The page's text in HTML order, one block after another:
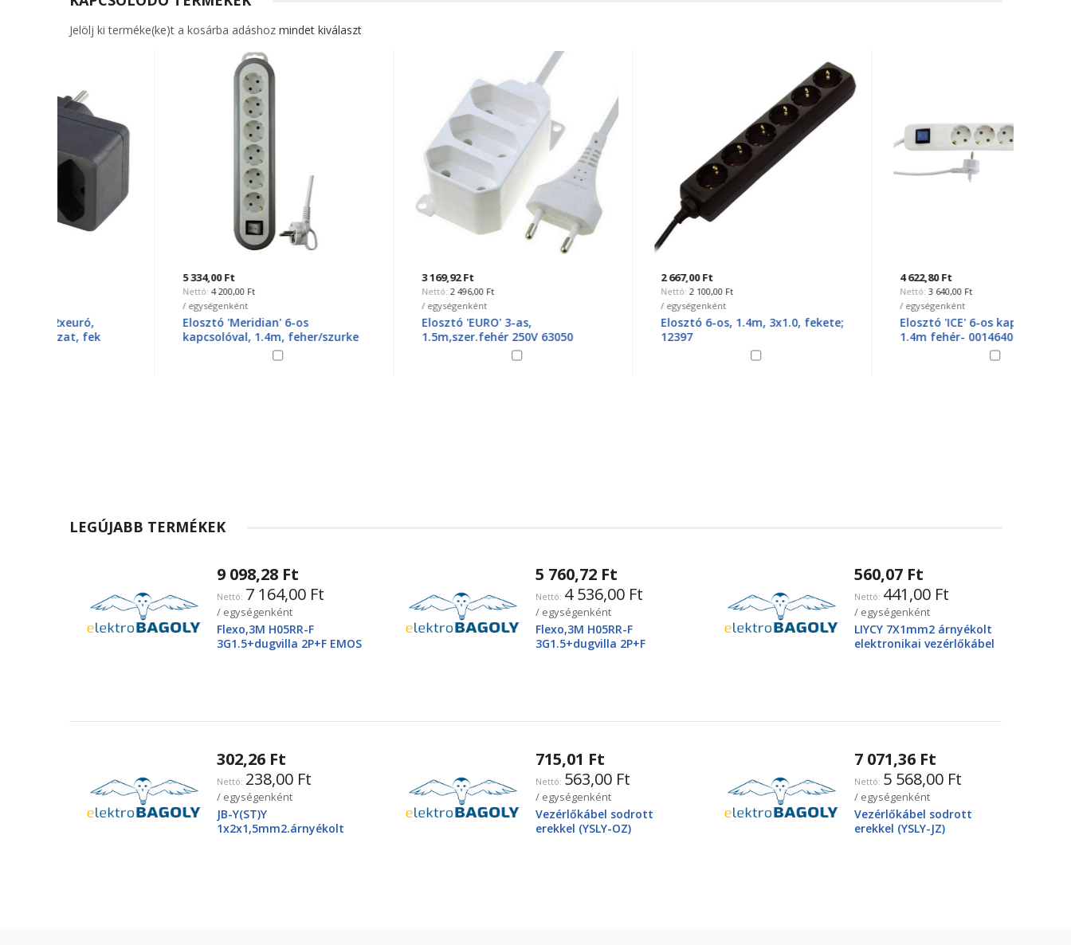
Jelölj ki terméke(ke)t a kosárba adáshoz mindet kiválaszt
Elosztó 'Meridian' 6-os
kapcsolóval, 1.4m, feher/szurke
Elosztó 'EURO' 3-as,
1.5m,szer.fehér 250V 63050
Elosztó 6-os, 1.4m, 3x1.0, fekete;
12397
Elosztó 'ICE' 6-os kapcsolóval
1.4m fehér- 0014640100
LEGÚJABB TERMÉKEK
9 098,28 Ft
7 164,00 Ft
/ egységenként
Flexo,3M H05RR-F
3G1.5+dugvilla 2P+F EMOS
5 760,72 Ft
4 536,00 Ft
/ egységenként
Flexo,3M H05RR-F
3G1.5+dugvilla 2P+F
560,07 Ft
441,00 Ft
/ egységenként
LIYCY 7X1mm2 árnyékolt
elektronikai vezérlőkábel
302,26 Ft
238,00 Ft
/ egységenként
JB-Y(ST)Y
1x2x1,5mm2.árnyékolt
715,01 Ft
563,00 Ft
/ egységenként
Vezérlőkábel sodrott
erekkel (YSLY-OZ)
7 071,36 Ft
5 568,00 Ft
/ egységenként
Vezérlőkábel sodrott
erekkel (YSLY-JZ)